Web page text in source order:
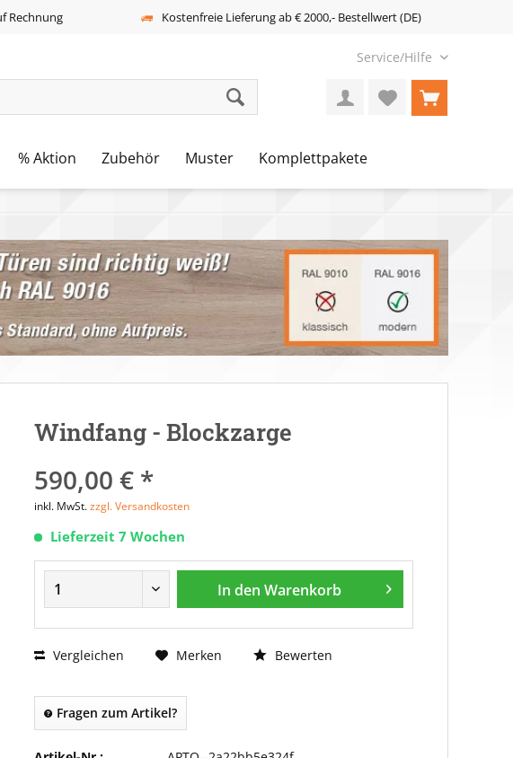
Rechnung Kostenfreie Lieferung ab € 2000,- Bestellwert (DE)
Service/Hilfe
% Aktion Zubehör Muster Komplettpakete
Windfang - Blockzarge
590,00 € *
inkl. MwSt.zzgl. Versandkosten
Lieferzeit 7 Wochen
In den Warenkorb
Vergleichen Merken Bewerten
Fragen zum Artikel?